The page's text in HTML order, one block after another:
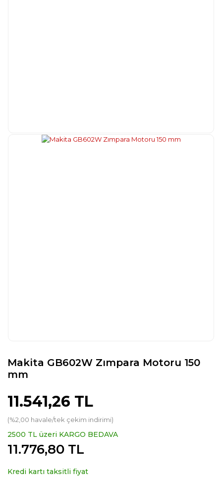
Makita GB602W Zımpara Motoru 150
mm
11.541,26 TL
(%2,00 havale/tek çekim indirimi)
2500 TL üzeri KARGO BEDAVA
11.776,80 TL
Kredi kartı taksitli fiyat